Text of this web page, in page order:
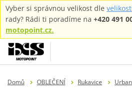
Vyber si správnou velikost dle
rady? Rádi ti poradíme na +420 491
motopoint.cz.
Domů OBLEČENÍ Rukavice